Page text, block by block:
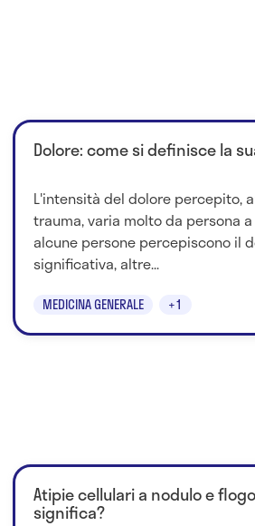
Dolore: come si definisce la
L'intensità del dolore percepito,
trauma, varia molto da persona
alcune persone percepiscono il
significativa, altre...
MEDICINA GENERALE +1
Atipie cellulari a nodulo e
significa?